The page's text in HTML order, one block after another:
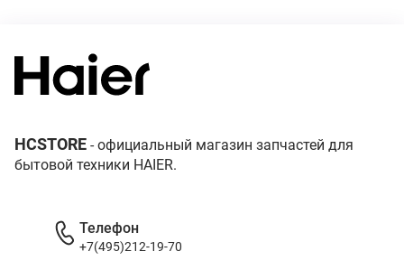
HCSTORE - официальный магазин запчастей для
бытовой техники HAIER.
Телефон
+7(495)212-19-70